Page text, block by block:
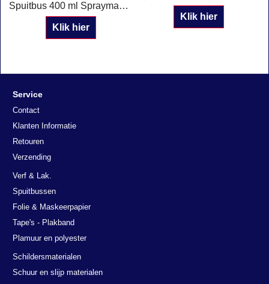
Spuitbus 400 ml Spraymax 1K kunststof hechtprimer Spraymax 680009
Klik hier
Klik hier
Service
Contact
Klanten Informatie
Retouren
Verzending
Verf & Lak.
Spuitbussen
Folie & Maskeerpapier
Tape's - Plakband
Plamuur en polyester
Schildersmaterialen
Schuur en slijp materialen